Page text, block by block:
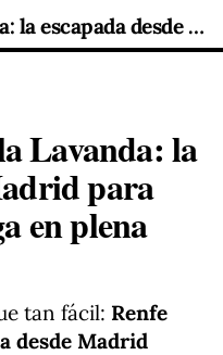
Vuelve el Tren de la Lavanda: la escapada desde Madrid para descubrir Brihuega en plena floración
Lavanda: la
para
en plena
tan fácil: Renfe
desde Madrid